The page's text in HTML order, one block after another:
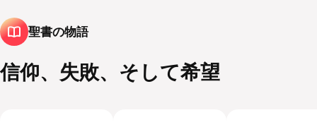
聖書の物語
信仰、失敗、そして希望